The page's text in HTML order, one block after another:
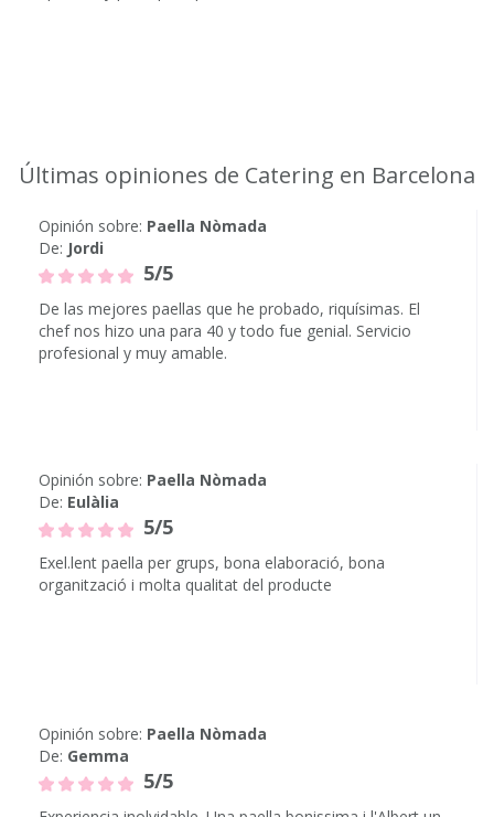
Últimas opiniones de Catering en Barcelona
Opinión sobre: Paella Nòmada
De: Jordi
5/5
De las mejores paellas que he probado, riquísimas. El
chef nos hizo una para 40 y todo fue genial. Servicio
profesional y muy amable.
Opinión sobre: Paella Nòmada
De: Eulàlia
5/5
Exel.lent paella per grups, bona elaboració, bona
organització i molta qualitat del producte
Opinión sobre: Paella Nòmada
De: Gemma
5/5